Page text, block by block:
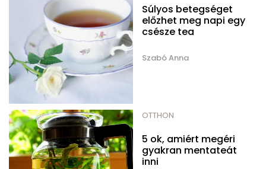
Súlyos betegséget
előzhet meg napi egy
csésze tea
Szabó Anna
OTTHON
5 ok, amiért megéri
gyakran mentateát
inni